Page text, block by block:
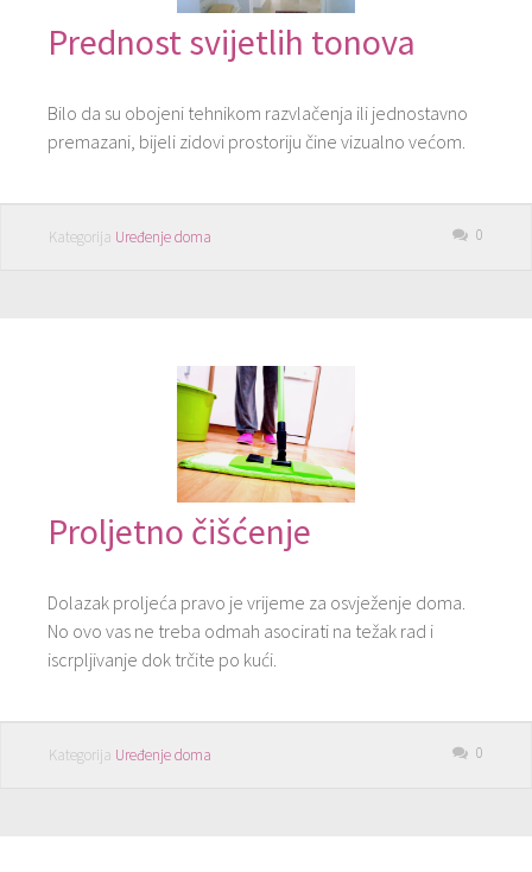
Prednost svijetlih tonova
Bilo da su obojeni tehnikom razvlačenja ili jednostavno
premazani, bijeli zidovi prostoriju čine vizualno većom.
Kategorija Uređenje doma 0
Proljetno čišćenje
Dolazak proljeća pravo je vrijeme za osvježenje doma.
No ovo vas ne treba odmah asocirati na težak rad i
iscrpljivanje dok trčite po kući.
Kategorija Uređenje doma 0